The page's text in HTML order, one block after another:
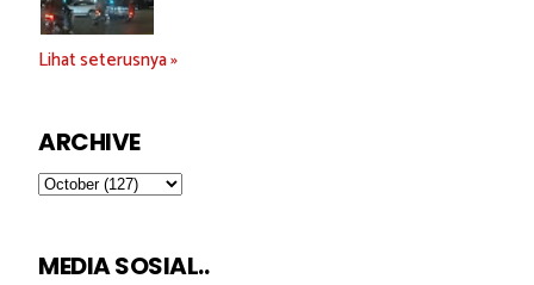
Lihat seterusnya »
ARCHIVE
MEDIA SOSIAL..